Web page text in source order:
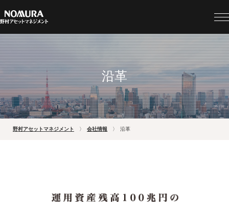
沿革
野村アセットマネジメント 会社情報 沿革